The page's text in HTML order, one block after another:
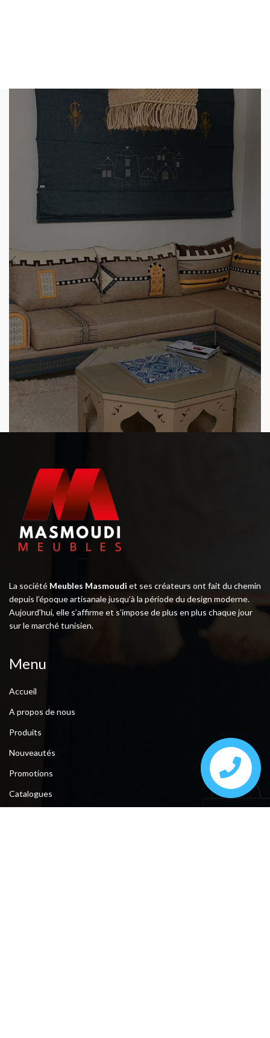
La société Meubles Masmoudi et ses créateurs ont fait du chemin
depuis l’époque artisanale jusqu’à la période du design moderne.
Aujourd’hui, elle s’affirme et s’impose de plus en plus chaque jour
sur le marché tunisien.
Menu
Accueil
A propos de nous
Produits
Nouveautés
Promotions
Catalogues